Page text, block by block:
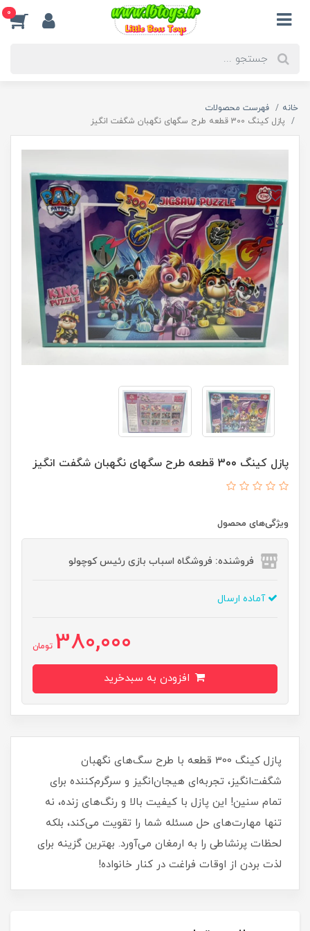
0
خانه
فهرست محصولات
پازل کینگ 300 قطعه طرح سگهای نگهبان شگفت انگیز
پازل کینگ 300 قطعه طرح سگهای نگهبان شگفت انگیز
ویژگی‌های محصول
فروشنده: فروشگاه اسباب بازی رئیس کوچولو
آماده ارسال
380,000 تومان
پازل کینگ 300 قطعه با طرح سگ‌های نگهبان
شگفت‌انگیز، تجربه‌ای هیجان‌انگیز و سرگرم‌کننده برای
تمام سنین! این پازل با کیفیت بالا و رنگ‌های زنده، نه
تنها مهارت‌های حل مسئله شما را تقویت می‌کند، بلکه
لحظات پرنشاطی را به ارمغان می‌آورد. بهترین گزینه برای
لذت بردن از اوقات فراغت در کنار خانواده!